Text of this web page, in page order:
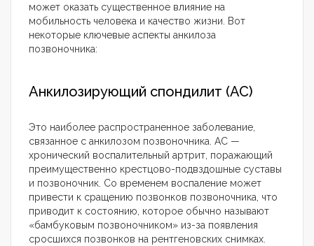
может оказать существенное влияние на
мобильность человека и качество жизни. Вот
некоторые ключевые аспекты анкилоза
позвоночника:
Анкилозирующий спондилит (АС)
Это наиболее распространенное заболевание,
связанное с анкилозом позвоночника. АС —
хронический воспалительный артрит, поражающий
преимущественно крестцово-подвздошные суставы
и позвоночник. Со временем воспаление может
привести к сращению позвонков позвоночника, что
приводит к состоянию, которое обычно называют
«бамбуковым позвоночником» из-за появления
сросшихся позвонков на рентгеновских снимках.